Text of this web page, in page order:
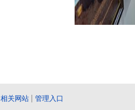
相关网站 管理入口